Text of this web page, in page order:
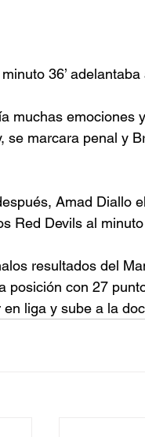
36’
muchas emociones
se marcara penal y
Amad Diallo
Red Devils al minuto
resultados del
posición con 27
liga y sube a la